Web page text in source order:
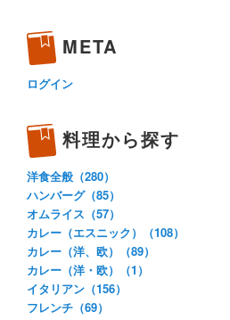
META
ログイン
料理から探す
洋食全般（280）
ハンバーグ（85）
オムライス（57）
カレー（エスニック）（108）
カレー（洋、欧）（89）
カレー（洋・欧）（1）
イタリアン（156）
フレンチ（69）